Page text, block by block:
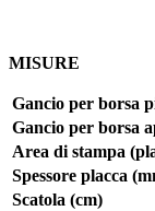
MISURE
Gancio per borsa
Gancio per borsa
Area di stampa
Spessore placca
Scatola (cm)